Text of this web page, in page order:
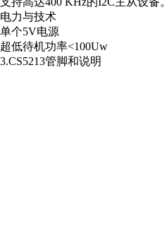
电力与技术
单个5V电源
超低待机功率<100Uw
3.CS5213管脚和说明